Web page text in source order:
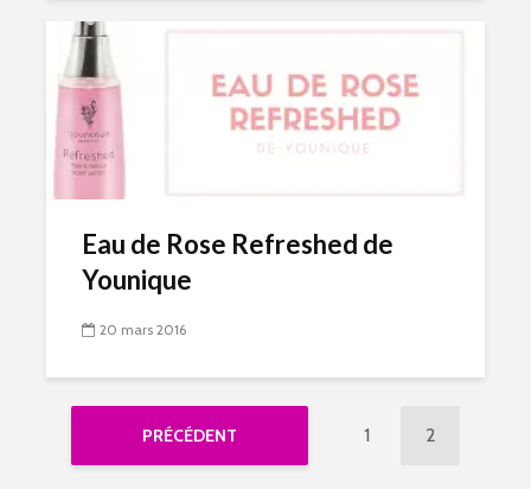
Eau de Rose Refreshed de
Younique
20 mars 2016
PRÉCÉDENT 1 2